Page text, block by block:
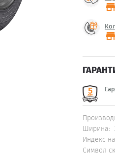
store
store
Ширина:
Индекс
Символ